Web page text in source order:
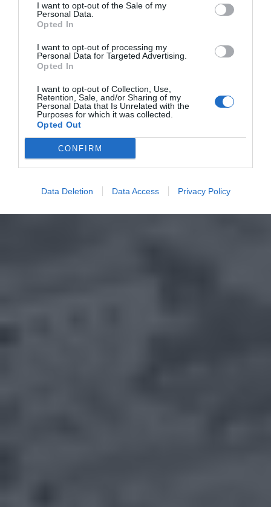
I want to opt-out of the Sale of my
Personal Data.
Opted In
I want to opt-out of processing my
Personal Data for Targeted Advertising.
Opted In
I want to opt-out of Collection, Use,
Retention, Sale, and/or Sharing of my
Personal Data that Is Unrelated with the
Purposes for which it was collected.
Opted Out
CONFIRM
Data Deletion Data Access Privacy Policy